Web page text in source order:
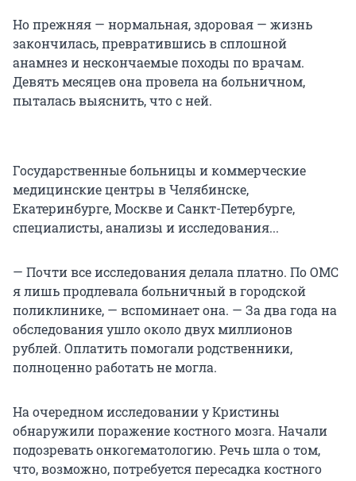
Но прежняя — нормальная, здоровая — жизнь
закончилась, превратившись в сплошной
анамнез и нескончаемые походы по врачам.
Девять месяцев она провела на больничном,
пыталась выяснить, что с ней.
Государственные больницы и коммерческие
медицинские центры в Челябинске,
Екатеринбурге, Москве и Санкт-Петербурге,
специалисты, анализы и исследования...
— Почти все исследования делала платно. По ОМС
я лишь продлевала больничный в городской
поликлинике, — вспоминает она. — За два года на
обследования ушло около двух миллионов
рублей. Оплатить помогали родственники,
полноценно работать не могла.
На очередном исследовании у Кристины
обнаружили поражение костного мозга. Начали
подозревать онкогематологию. Речь шла о том,
что, возможно, потребуется пересадка костного